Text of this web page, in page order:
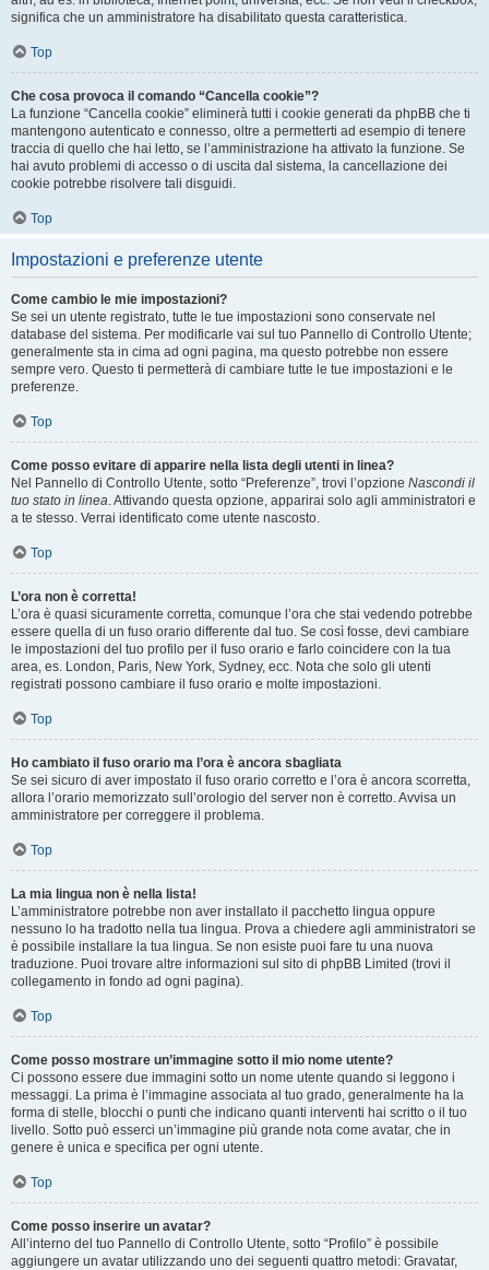
significa che un amministratore ha disabilitato questa caratteristica.
Top
Che cosa provoca il comando “Cancella cookie”?
La funzione “Cancella cookie” eliminerà tutti i cookie generati da phpBB che ti
mantengono autenticato e connesso, oltre a permetterti ad esempio di tenere
traccia di quello che hai letto, se l’amministrazione ha attivato la funzione. Se
hai avuto problemi di accesso o di uscita dal sistema, la cancellazione dei
cookie potrebbe risolvere tali disguidi.
Top
Impostazioni e preferenze utente
Come cambio le mie impostazioni?
Se sei un utente registrato, tutte le tue impostazioni sono conservate nel
database del sistema. Per modificarle vai sul tuo Pannello di Controllo Utente;
generalmente sta in cima ad ogni pagina, ma questo potrebbe non essere
sempre vero. Questo ti permetterà di cambiare tutte le tue impostazioni e le
preferenze.
Top
Come posso evitare di apparire nella lista degli utenti in linea?
Nel Pannello di Controllo Utente, sotto “Preferenze”, trovi l’opzione Nascondi il
tuo stato in linea. Attivando questa opzione, apparirai solo agli amministratori e
a te stesso. Verrai identificato come utente nascosto.
Top
L’ora non è corretta!
L’ora è quasi sicuramente corretta, comunque l’ora che stai vedendo potrebbe
essere quella di un fuso orario differente dal tuo. Se così fosse, devi cambiare
le impostazioni del tuo profilo per il fuso orario e farlo coincidere con la tua
area, es. London, Paris, New York, Sydney, ecc. Nota che solo gli utenti
registrati possono cambiare il fuso orario e molte impostazioni.
Top
Ho cambiato il fuso orario ma l’ora è ancora sbagliata
Se sei sicuro di aver impostato il fuso orario corretto e l’ora è ancora scorretta,
allora l’orario memorizzato sull’orologio del server non è corretto. Avvisa un
amministratore per correggere il problema.
Top
La mia lingua non è nella lista!
L’amministratore potrebbe non aver installato il pacchetto lingua oppure
nessuno lo ha tradotto nella tua lingua. Prova a chiedere agli amministratori se
è possibile installare la tua lingua. Se non esiste puoi fare tu una nuova
traduzione. Puoi trovare altre informazioni sul sito di phpBB Limited (trovi il
collegamento in fondo ad ogni pagina).
Top
Come posso mostrare un’immagine sotto il mio nome utente?
Ci possono essere due immagini sotto un nome utente quando si leggono i
messaggi. La prima è l’immagine associata al tuo grado, generalmente ha la
forma di stelle, blocchi o punti che indicano quanti interventi hai scritto o il tuo
livello. Sotto può esserci un’immagine più grande nota come avatar, che in
genere è unica e specifica per ogni utente.
Top
Come posso inserire un avatar?
All’interno del tuo Pannello di Controllo Utente, sotto “Profilo” è possibile
aggiungere un avatar utilizzando uno dei seguenti quattro metodi: Gravatar,